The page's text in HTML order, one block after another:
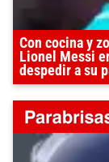
Con cocina y
Lionel Messi
despedir a su